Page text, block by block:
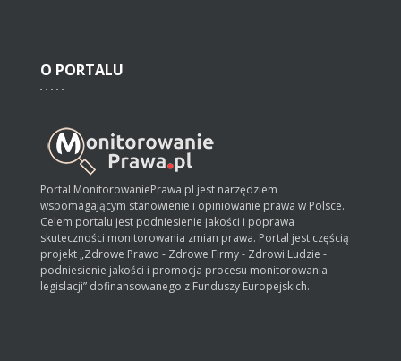
O PORTALU
Portal MonitorowaniePrawa.pl jest narzędziem
wspomagającym stanowienie i opiniowanie prawa w Polsce.
Celem portalu jest podniesienie jakości i poprawa
skuteczności monitorowania zmian prawa. Portal jest częścią
projekt „Zdrowe Prawo - Zdrowe Firmy - Zdrowi Ludzie -
podniesienie jakości i promocja procesu monitorowania
legislacji” dofinansowanego z Funduszy Europejskich.